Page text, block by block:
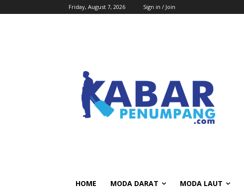
Friday, August 7, 2026 Sign in / Join
HOME MODA DARAT MODA LAUT